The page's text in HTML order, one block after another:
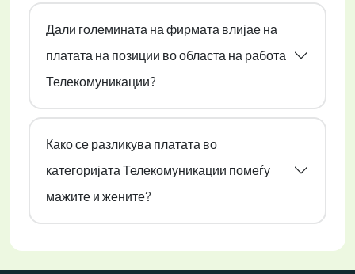
Дали големината на фирмата влијае на
платата на позиции во областа на работа
Телекомуникации?
Како се разликува платата во
категоријата Телекомуникации помеѓу
мажите и жените?